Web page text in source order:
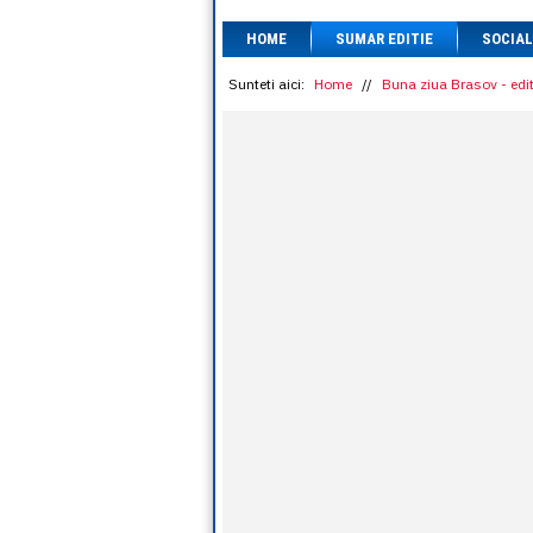
HOME SUMAR EDITIE SOCIAL
Sunteti aici: Home // Buna ziua Brasov -